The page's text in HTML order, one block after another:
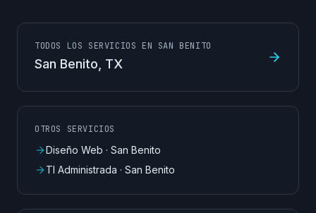
TODOS LOS SERVICIOS EN SAN BENITO
San Benito , TX
OTROS SERVICIOS
Diseño Web · San Benito
TI Administrada · San Benito